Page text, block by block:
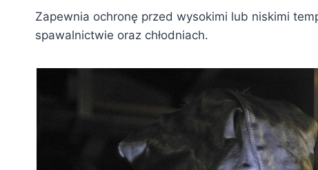
Zapewnia ochronę przed wysokimi lub niskimi
spawalnictwie oraz chłodniach.